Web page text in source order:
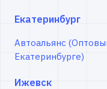
Екатеринбург
Автоальянс
Екатеринбурге)
Ижевск